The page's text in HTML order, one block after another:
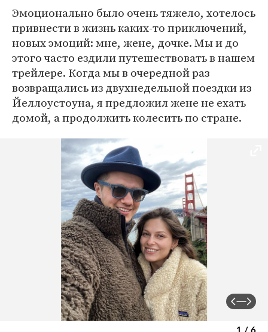
Эмоционально было очень тяжело, хотелось
привнести в жизнь каких-то приключений,
новых эмоций: мне, жене, дочке. Мы и до
этого часто ездили путешествовать в нашем
трейлере. Когда мы в очередной раз
возвращались из двухнедельной поездки из
Йеллоустоуна, я предложил жене не ехать
домой, а продолжить колесить по стране.